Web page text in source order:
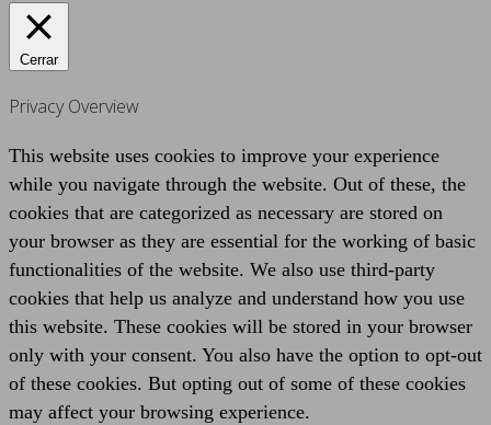
Cerrar
Privacy Overview
This website uses cookies to improve your experience
while you navigate through the website. Out of these, the
cookies that are categorized as necessary are stored on
your browser as they are essential for the working of basic
functionalities of the website. We also use third-party
cookies that help us analyze and understand how you use
this website. These cookies will be stored in your browser
only with your consent. You also have the option to opt-out
of these cookies. But opting out of some of these cookies
may affect your browsing experience.